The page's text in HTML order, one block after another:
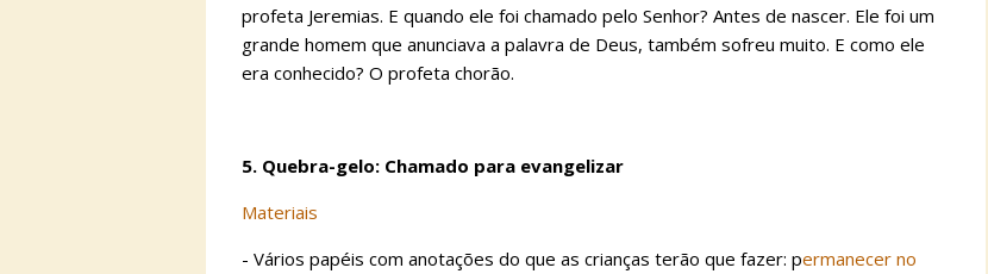
profeta Jeremias. E quando ele foi chamado pelo Senhor? Antes de nascer. Ele foi um
grande homem que anunciava a palavra de Deus, também sofreu muito. E como ele
era conhecido? O profeta chorão.
5. Quebra-gelo: Chamado para evangelizar
Materiais
- Vários papéis com anotações do que as crianças terão que fazer: permanecer no